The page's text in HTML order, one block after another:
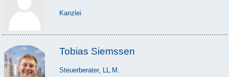
Kanzlei
Tobias Siemssen
Steuerberater, LL.M.